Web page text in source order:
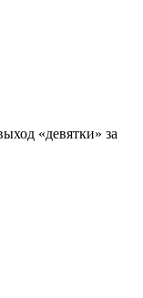
«девятки» за